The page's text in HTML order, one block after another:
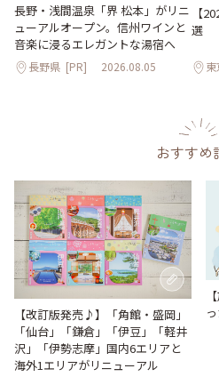
長野・浅間温泉「界 松本」がリニ
ューアルオープン。信州ワインと
音楽に浸るエレガントな湯宿へ
長野県 [PR] 2026.08.05
【
選
おすすめ
【改訂版発売♪】「角館・盛岡」
「仙台」「鎌倉」「伊豆」「軽井
沢」「伊勢志摩」国内6エリアと
海外1エリアがリニューアル